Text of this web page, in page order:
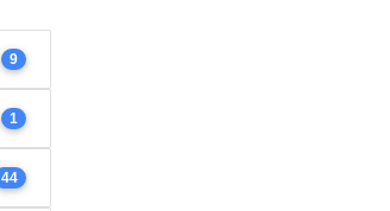
9
1
44